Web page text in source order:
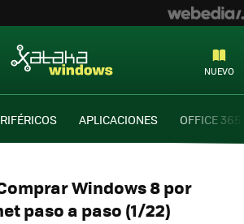
NUEVO
APLICACIONES OFFICE 365
Windows 8 por
paso a paso (1/22)